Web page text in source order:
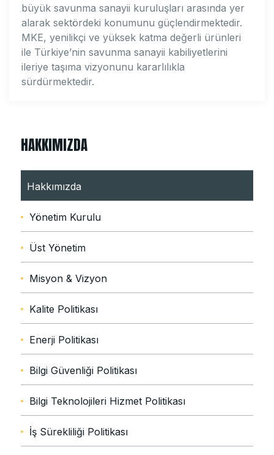
büyük savunma sanayii kuruluşları arasında yer
alarak sektördeki konumunu güçlendirmektedir.
MKE, yenilikçi ve yüksek katma değerli ürünleri
ile Türkiye’nin savunma sanayii kabiliyetlerini
ileriye taşıma vizyonunu kararlılıkla
sürdürmektedir.
HAKKIMIZDA
Hakkımızda
Yönetim Kurulu
Üst Yönetim
Misyon & Vizyon
Kalite Politikası
Enerji Politikası
Bilgi Güvenliği Politikası
Bilgi Teknolojileri Hizmet Politikası
İş Sürekliliği Politikası